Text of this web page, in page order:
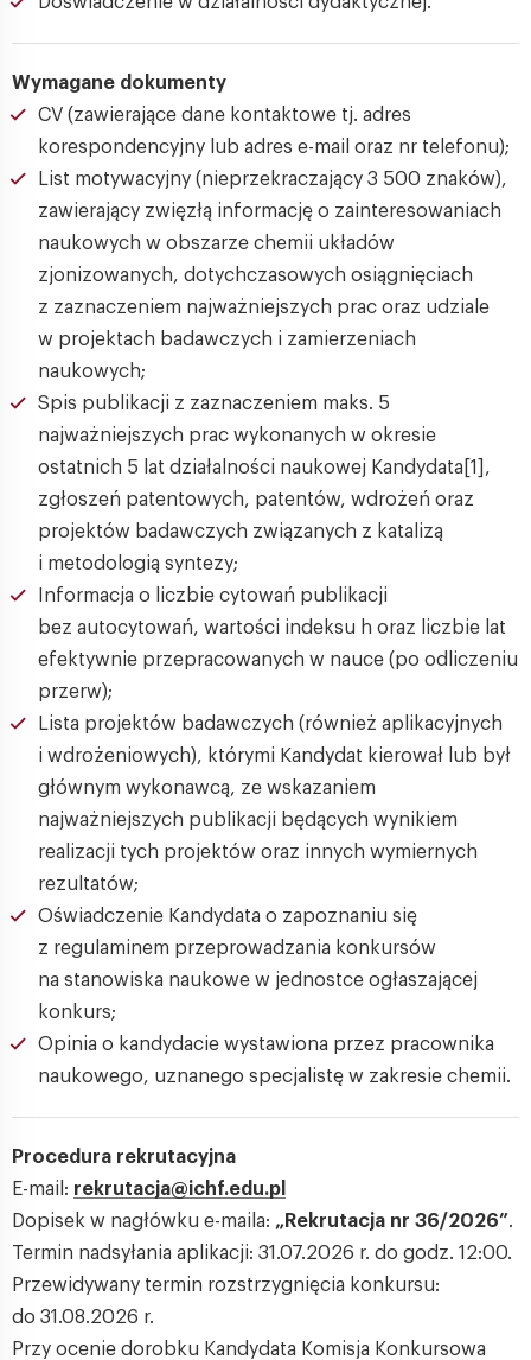
Wymagane dokumenty
CV (zawierające dane kontaktowe tj. adres
korespondencyjny lub adres e-mail oraz nr telefonu);
List motywacyjny (nieprzekraczający 3 500 znaków),
zawierający zwięzłą informację o zainteresowaniach
naukowych w obszarze chemii układów
zjonizowanych, dotychczasowych osiągnięciach
z zaznaczeniem najważniejszych prac oraz udziale
w projektach badawczych i zamierzeniach
naukowych;
Spis publikacji z zaznaczeniem maks. 5
najważniejszych prac wykonanych w okresie
ostatnich 5 lat działalności naukowej Kandydata[1],
zgłoszeń patentowych, patentów, wdrożeń oraz
projektów badawczych związanych z katalizą
i metodologią syntezy;
Informacja o liczbie cytowań publikacji
bez autocytowań, wartości indeksu h oraz liczbie lat
efektywnie przepracowanych w nauce (po odliczeniu
przerw);
Lista projektów badawczych (również aplikacyjnych
i wdrożeniowych), którymi Kandydat kierował lub był
głównym wykonawcą, ze wskazaniem
najważniejszych publikacji będących wynikiem
realizacji tych projektów oraz innych wymiernych
rezultatów;
Oświadczenie Kandydata o zapoznaniu się
z regulaminem przeprowadzania konkursów
na stanowiska naukowe w jednostce ogłaszającej
konkurs;
Opinia o kandydacie wystawiona przez pracownika
naukowego, uznanego specjalistę w zakresie chemii.
Procedura rekrutacyjna
E-mail: rekrutacja@ichf.edu.pl
Dopisek w nagłówku e-maila: „Rekrutacja nr 36/2026”.
Termin nadsyłania aplikacji: 31.07.2026 r. do godz. 12:00.
Przewidywany termin rozstrzygnięcia konkursu:
do 31.08.2026 r.
Przy ocenie dorobku Kandydata Komisja Konkursowa